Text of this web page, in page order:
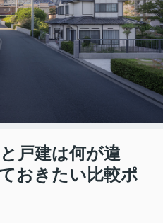
戸建は何が違
おきたい比較ポ